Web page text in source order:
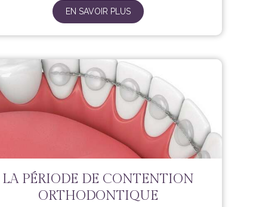
EN SAVOIR PLUS
LA PÉRIODE DE CONTENTION
ORTHODONTIQUE